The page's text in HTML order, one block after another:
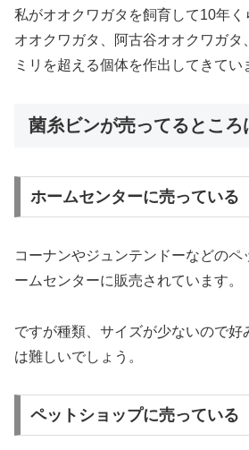
私がオオクワガタを飼育して10年
オオクワガタ、阿古谷オオクワガタ
ミリを超える個体を作出してきてい
菌糸ビンが売ってるところ
ホームセンターに売っている
コーナンやジュンテンドーなどのペ
ームセンターに販売されています。
ですが種類、サイズが少ないので好
は難しいでしょう。
ペットショップに売っている